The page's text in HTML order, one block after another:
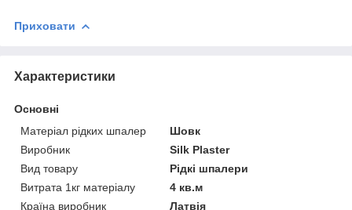
Приховати
Характеристики
Основні
Матеріал рідких шпалер
Шовк
Виробник
Silk Plaster
Вид товару
Рідкі шпалери
Витрата 1кг матеріалу
4 кв.м
Країна виробник
Латвія